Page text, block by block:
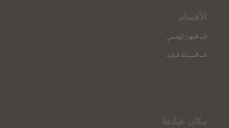
الأقسام
طب الجهاز الهضمي
طب المسالك البولية
مكان عيادتنا